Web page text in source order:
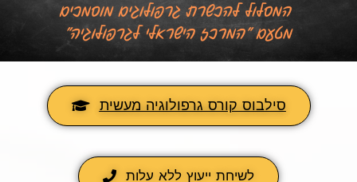
סילבוס קורס גרפולוגיה מעשית
לשיחת ייעוץ ללא עלות